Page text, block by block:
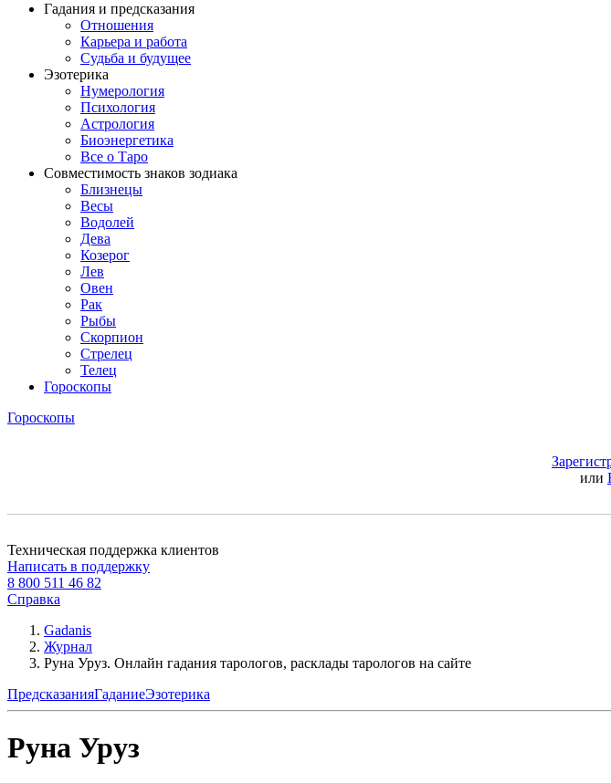
Гадания и предсказания
Отношения
Карьера и работа
Cудьба и будущее
Эзотерика
Нумерология
Психология
Астрология
Биоэнергетика
Все о Таро
Совместимость знаков зодиака
Близнецы
Весы
Водолей
Дева
Козерог
Лев
Овен
Рак
Рыбы
Скорпион
Стрелец
Телец
Гороскопы
Гороскопы
или
Техническая поддержка клиентов
Написать в поддержку
8 800 511 46 82
Справка
Gadanis
Журнал
Руна Уруз. Онлайн гадания тарологов, расклады тарологов на сайте
ПредсказанияГаданиеЭзотерика
Руна Уруз